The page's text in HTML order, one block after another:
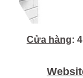
Cửa hàng: